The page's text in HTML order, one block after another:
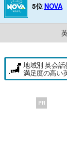
5位 NOVA
地域別 英会話
満足度の高い
PR